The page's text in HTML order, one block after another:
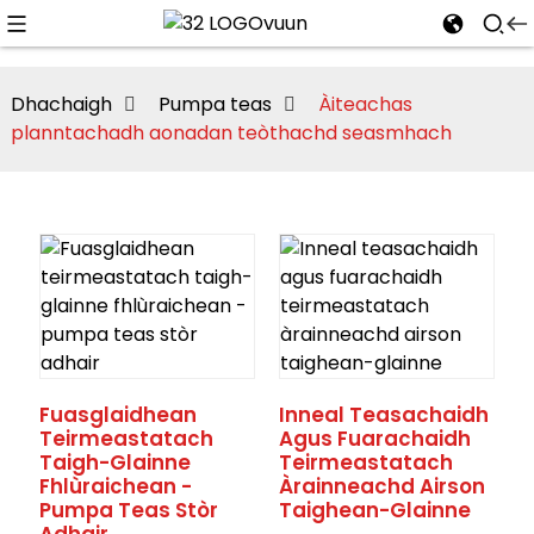
Dhachaigh Pumpa teas
Àiteachas
planntachadh aonadan teòthachd seasmhach
Fuasglaidhean
Teirmeastatach
Taigh-Glainne
Fhlùraichean -
Pumpa Teas Stòr
Inneal Teasachaidh
Agus Fuarachaidh
Teirmeastatach
Àrainneachd Airson
Taighean-Glainne